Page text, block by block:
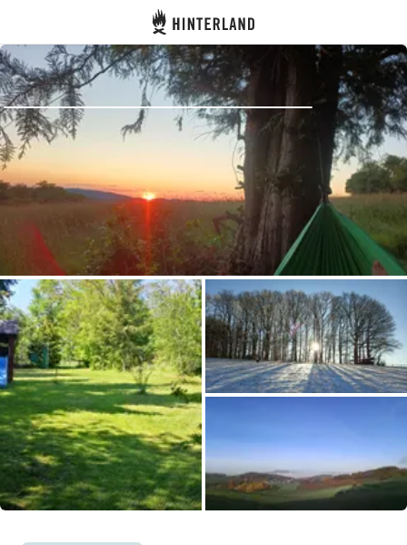
Hinterland
Iniciar sesión
Registrarse
Conviértete en anfitrión
Parcelas
Alojamientos
Rutas
Pregunta Howdy
Inspiración fotográfica